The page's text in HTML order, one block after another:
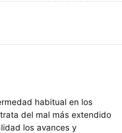
habitual en los
del mal más extendido
los avances y